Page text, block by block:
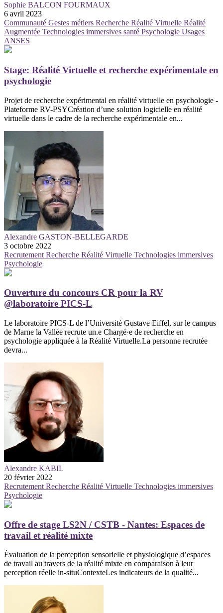
Sophie BALCON FOURMAUX
6 avril 2023
Communauté Gestes métiers Recherche Réalité Virtuelle Réalité
Augmentée Technologies immersives santé Psychologie Usages
ANSES
Stage: Réalité Virtuelle et recherche expérimentale en
psychologie
Projet de recherche expérimental en réalité virtuelle en psychologie -
Plateforme RV-PSYCréation d’une solution logicielle en réalité
virtuelle dans le cadre de la recherche expérimentale en...
Alexandre GASTON-BELLEGARDE
3 octobre 2022
Recrutement Recherche Réalité Virtuelle Technologies immersives
Psychologie
Ouverture du concours CR pour la RV
@laboratoire PICS-L
Le laboratoire PICS-L de l’Université Gustave Eiffel, sur le campus
de Marne la Vallée recrute un.e Chargé·e de recherche en
psychologie appliquée à la Réalité Virtuelle.La personne recrutée
devra...
Alexandre KABIL
20 février 2022
Recrutement Recherche Réalité Virtuelle Technologies immersives
Psychologie
Offre de stage LS2N / CSTB - Nantes: Espaces de
travail et réalité mixte
Évaluation de la perception sensorielle et physiologique d’espaces
de travail au travers de la réalité mixte en comparaison à leur
perception réelle in-situContexteLes indicateurs de la qualité...